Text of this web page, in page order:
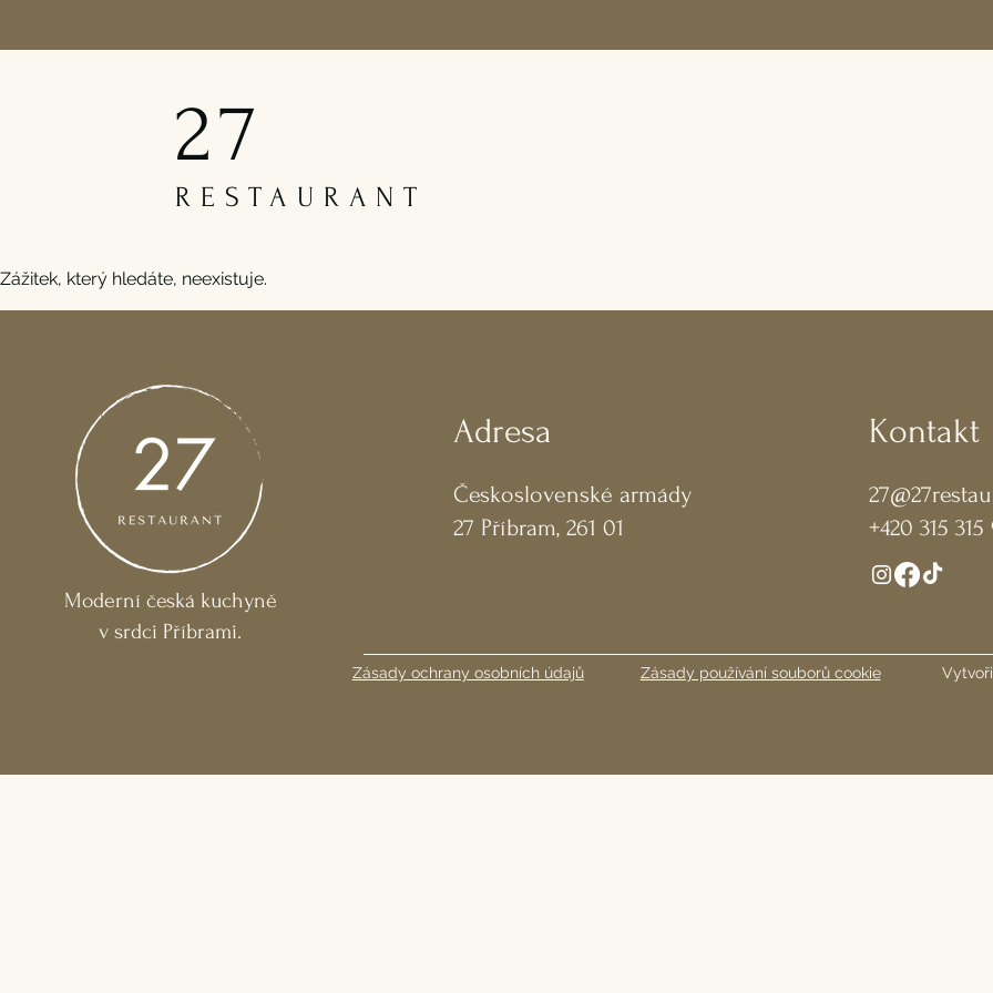
27
RESTAURANT
Zážitek, který hledáte, neexistuje.
Moderní česká kuchyně
v srdci Příbrami.
Adresa
Československé armády
27 Příbram, 261 01
Kontakt
+420 315 315
Zásady ochrany osobních údajů Zásady používání souborů cookie